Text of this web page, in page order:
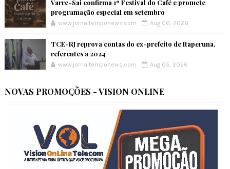
Varre-Sai confirma 1º Festival do Café e promete
programação especial em setembro
www.jornaltemponews.com Aug 06, 2026
TCE-RJ reprova contas do ex-prefeito de Itaperuna,
referentes a 2024
www.jornaltemponews.com Aug 05, 2026
NOVAS PROMOÇÕES - VISION ONLINE